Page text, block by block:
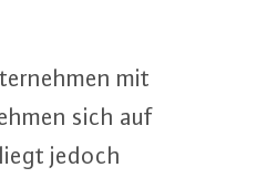
mit
sich auf
jedoch